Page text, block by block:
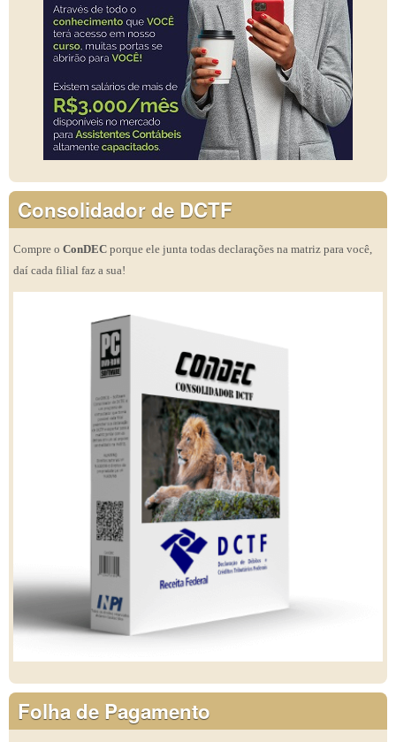
Consolidador de DCTF
Compre o ConDEC porque ele junta todas declarações na matriz para você,
daí cada filial faz a sua!
Folha de Pagamento